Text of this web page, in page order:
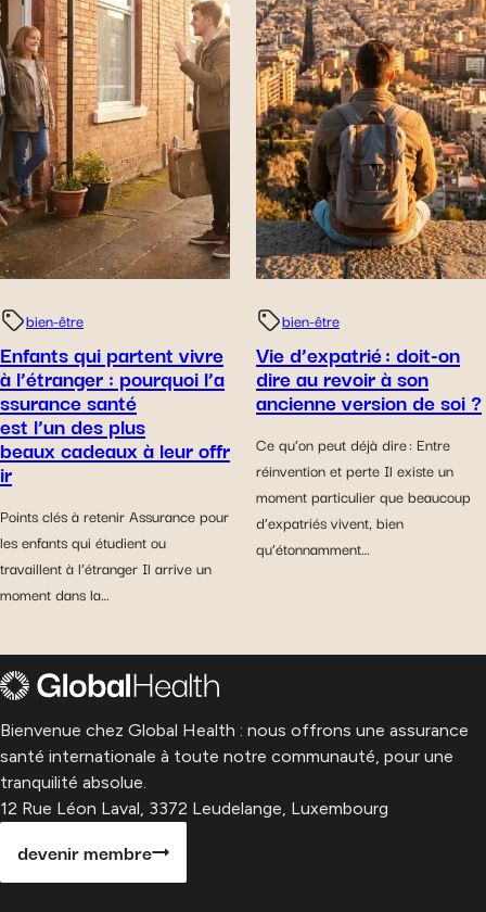
bien-être
Enfants qui partent vivre
à l’étranger : pourquoi l’a
ssurance santé
est l’un des plus
beaux cadeaux à leur offr
ir
Points clés à retenir Assurance pour
les enfants qui étudient ou
travaillent à l’étranger Il arrive un
moment dans la…
bien-être
Vie d’expatrié : doit-on
dire au revoir à son
ancienne version de soi ?
Ce qu’on peut déjà dire : Entre
réinvention et perte Il existe un
moment particulier que beaucoup
d’expatriés vivent, bien
qu’étonnamment…
Bienvenue chez Global Health : nous offrons une assurance
santé internationale à toute notre communauté, pour une
tranquilité absolue.
12 Rue Léon Laval, 3372 Leudelange, Luxembourg
devenir membre